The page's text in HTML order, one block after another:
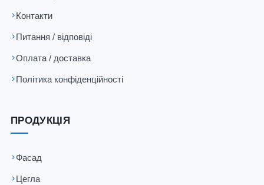
Контакти
Питання / відповіді
Оплата / доставка
Політика конфіденційності
ПРОДУКЦІЯ
Фасад
Цегла